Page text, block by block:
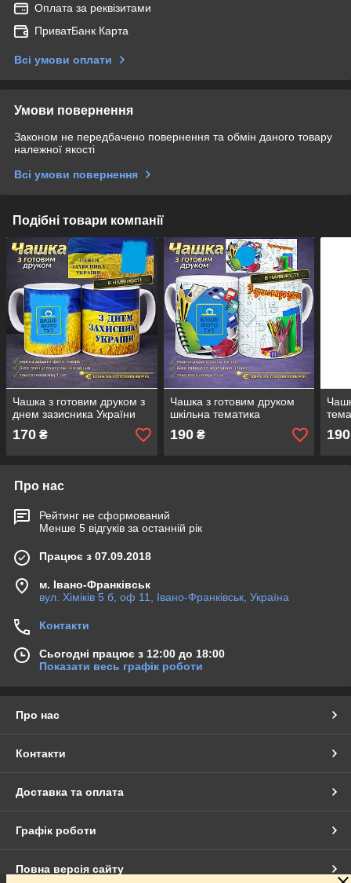
Оплата за реквізитами
ПриватБанк Карта
Всі умови оплати
Умови повернення
Законом не передбачено повернення та обмін даного товару
належної якості
Всі умови повернення
Подібні товари компанії
Чашка з готовим друком з
днем зазисника України
170 ₴
Чашка з готовим друком
шкільна тематика
190₴ 190
Про нас
Рейтинг не сформований
Менше 5 відгуків за останній рік
Працює з 07.09.2018
м. Івано-Франківськ
вул. Хіміків 5 б, оф 11, Івано-Франківськ, Україна
Контакти
Сьогодні працює з 12:00 до 18:00
Показати весь графік роботи
Про нас
Контакти
Доставка та оплата
Графік роботи
Повна версія сайту